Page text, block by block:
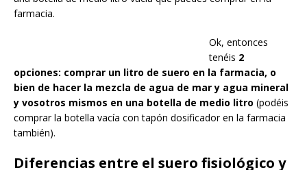
farmacia.
Ok, entonces
tenéis 2
opciones: comprar un litro de suero en la farmacia, o
bien de hacer la mezcla de agua de mar y agua mineral
y vosotros mismos en una botella de medio litro (podéis
comprar la botella vacía con tapón dosificador en la farmacia
también).
Diferencias entre el suero fisiológico y